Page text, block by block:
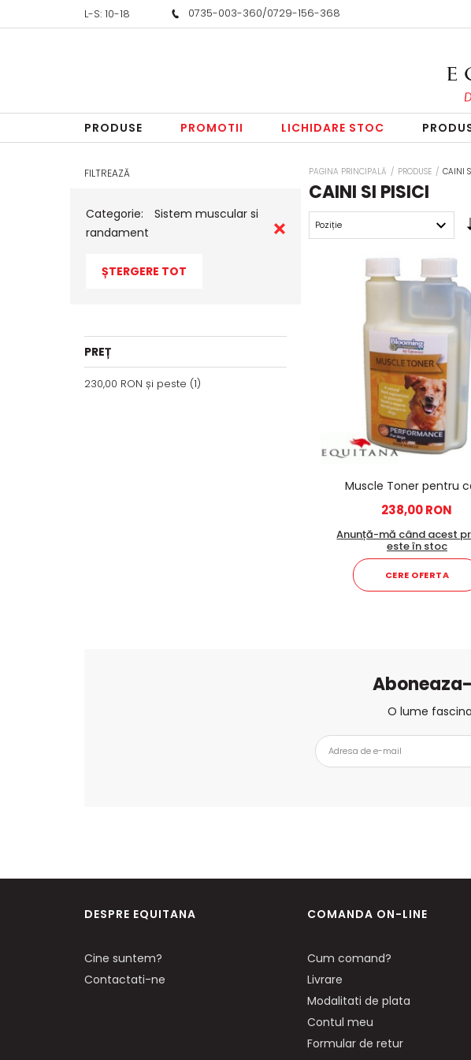
L-S: 10-18 0735-003-360/0729-156-368
PRODUSE PROMOTII LICHIDARE STOC
FILTREAZĂ
Categorie:
Sistem muscular si
randament
ȘTERGERE TOT
PREȚ
230,00 RON și peste (1)
PAGINA PRINCIPALĂ / PRODUSE / CAINI
CAINI SI PISICI
Muscle Toner pentru
238,00 RON
Anunță-mă când acest
este în stoc
CERE OFERTA
O lume
DESPRE EQUITANA
Cine suntem?
Contactati-ne
COMANDA ON-LINE
Cum comand?
Livrare
Modalitati de plata
Contul meu
Formular de retur